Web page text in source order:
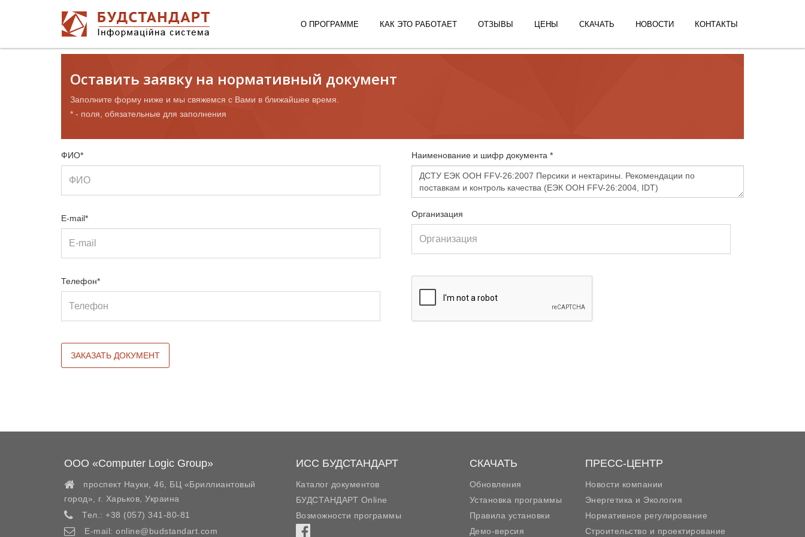
О ПРОГРАММЕ КАК ЭТО РАБОТАЕТ ОТЗЫВЫ ЦЕНЫ СКАЧАТЬ НОВОСТИ КОНТАКТЫ
Оставить заявку на нормативный документ
Заполните форму ниже и мы свяжемся с Вами в ближайшее время.
* - поля, обязательные для заполнения
ФИО*
E-mail*
Телефон*
Наименование и шифр документа *
Организация
ООО «Computer Logic Group»
проспект Науки, 46, БЦ «Бриллиантовый
город»,
г. Харьков Украина
Тел.: +38 (057) 341-80-81
E-mail: online@budstandart.com
ИСС БУДСТАНДАРТ
Каталог документов
БУДСТАНДАРТ Online
Возможности программы
СКАЧАТЬ
Обновления
Установка программы
Правила установки
Демо-версия
ПРЕСС-ЦЕНТР
Новости компании
Энергетика и Экология
Нормативное регулирование
Строительство и проектирование